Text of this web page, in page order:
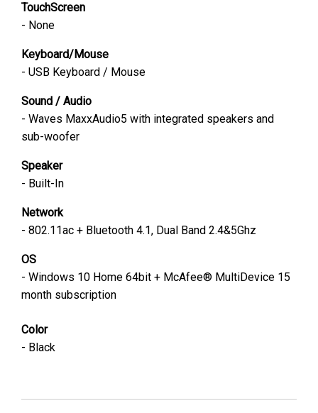
TouchScreen
- None
Keyboard/Mouse
- USB Keyboard / Mouse
Sound / Audio
- Waves MaxxAudio5 with integrated speakers and
sub-woofer
Speaker
- Built-In
Network
- 802.11ac + Bluetooth 4.1, Dual Band 2.4&5Ghz
OS
- Windows 10 Home 64bit + McAfee® MultiDevice 15
month subscription
Color
- Black